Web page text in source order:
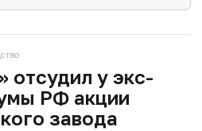
отсудил у экс-
РФ акции
завода